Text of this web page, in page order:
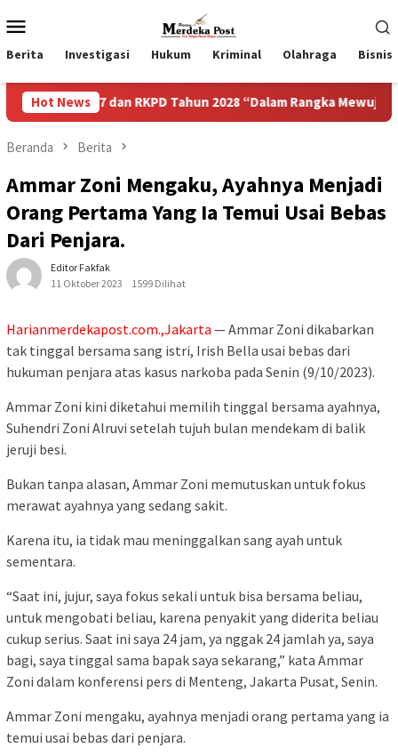
ke
kontenMobile
Berita Investigasi Hukum Kriminal Olahraga Bisnis
Hot News
dan RKPD Tahun 2028 “Dalam Rangka Mewujudkan Sebuah
Beranda Berita
Ammar Zoni Mengaku, Ayahnya Menjadi
Orang Pertama Yang Ia Temui Usai Bebas
Dari Penjara.
Editor Fakfak
11 Oktober 2023
1599 Dilihat
Harianmerdekapost.com.,Jakarta — Ammar Zoni dikabarkan
tak tinggal bersama sang istri, Irish Bella usai bebas dari
hukuman penjara atas kasus narkoba pada Senin (9/10/2023).
Ammar Zoni kini diketahui memilih tinggal bersama ayahnya,
Suhendri Zoni Alruvi setelah tujuh bulan mendekam di balik
jeruji besi.
Bukan tanpa alasan, Ammar Zoni memutuskan untuk fokus
merawat ayahnya yang sedang sakit.
Karena itu, ia tidak mau meninggalkan sang ayah untuk
sementara.
“Saat ini, jujur, saya fokus sekali untuk bisa bersama beliau,
untuk mengobati beliau, karena penyakit yang diderita beliau
cukup serius. Saat ini saya 24 jam, ya nggak 24 jamlah ya, saya
bagi, saya tinggal sama bapak saya sekarang,” kata Ammar
Zoni dalam konferensi pers di Menteng, Jakarta Pusat, Senin.
Ammar Zoni mengaku, ayahnya menjadi orang pertama yang ia
temui usai bebas dari penjara.